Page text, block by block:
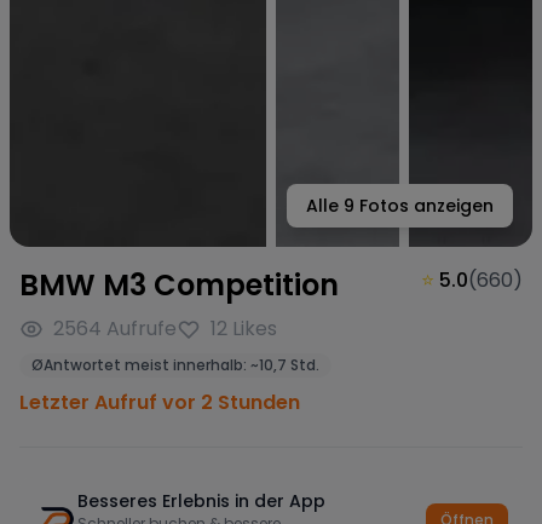
Alle 9 Fotos anzeigen
BMW M3 Competition
2564 Aufrufe 12 Likes
ØAntwortet meist innerhalb: ~10,7 Std.
⭐ 5.0(660)
Letzter Aufruf vor 2 Stunden
Besseres Erlebnis in der App
Öffnen